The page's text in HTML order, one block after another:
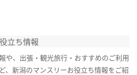
立ち情報
や、出張・観光旅行・おすすめのご利用
、新潟のマンスリーお役立ち情報をご紹